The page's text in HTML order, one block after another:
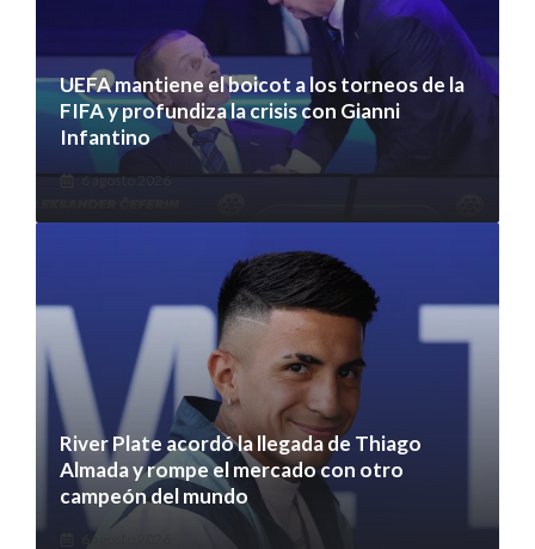
UEFA mantiene el boicot a los torneos de la
FIFA y profundiza la crisis con Gianni
Infantino
6 agosto 2026
River Plate acordó la llegada de Thiago
Almada y rompe el mercado con otro
campeón del mundo
6 agosto 2026